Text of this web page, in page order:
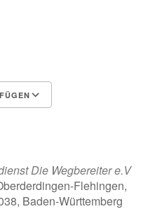
Die Wegbereiter e.V
Flehingen,
Baden-Württemberg